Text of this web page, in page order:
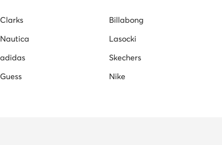
Clarks
Billabong
Nautica
Lasocki
adidas
Skechers
Guess Nike